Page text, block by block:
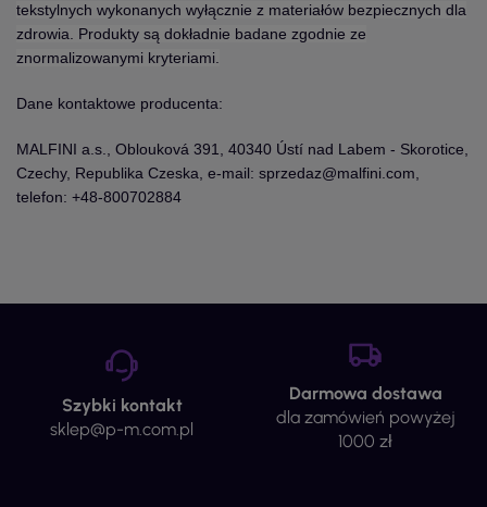
tekstylnych wykonanych wyłącznie z materiałów bezpiecznych dla
zdrowia. Produkty są dokładnie badane zgodnie ze
znormalizowanymi kryteriami.
Dane kontaktowe producenta:
MALFINI a.s., Oblouková 391, 40340 Ústí nad Labem - Skorotice,
Czechy, Republika Czeska, e-mail: sprzedaz@malfini.com,
telefon: +48-800702884
Szybki kontakt
sklep@p-m.com.pl
Darmowa dostawa
dla zamówień powyżej
1000 zł